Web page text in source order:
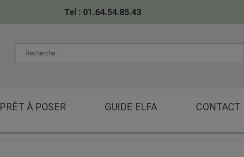
Tel : 01.64.54.85.43
PRÊT À POSER GUIDE ELFA CONTACT